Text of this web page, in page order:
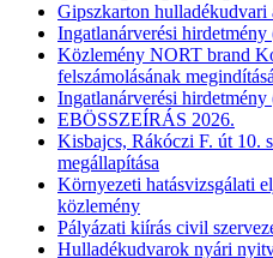
Gipszkarton hulladékudvari
Ingatlanárverési
Közlemény NORT brand
felszámolásának
Ingatlanárverési
EBÖSSZEÍRÁS 2026.
Kisbajcs, Rákóczi F. út 10.
megállapítása
Környezeti hatásvizsgálati
közlemény
Pályázati kiírás civil
Hulladékudvarok nyári